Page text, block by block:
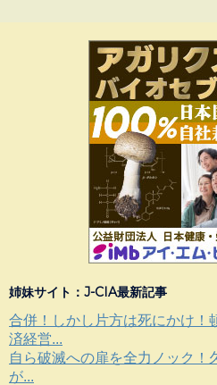
姉妹サイト：J-CIA最新記事
合併！しかし片方は死にかけ！
済経営...
自ら破滅への扉を全力ノック！
が...